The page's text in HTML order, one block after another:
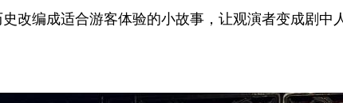
改编成适合游客体验的小故事，让观演者变成剧中